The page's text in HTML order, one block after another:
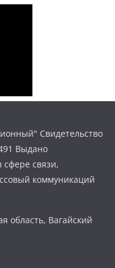
Свидетельство
Выдано
сфере связи,
коммуникаций
область, Вагайский